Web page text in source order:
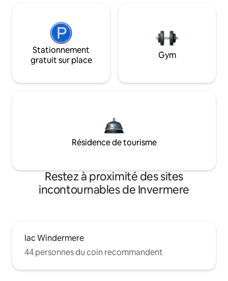
Stationnement
gratuit sur place
Gym
Résidence de tourisme
Restez à proximité des sites
incontournables de Invermere
lac Windermere
44 personnes du coin recommandent